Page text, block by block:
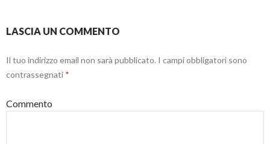
LASCIA UN COMMENTO
Il tuo indirizzo email non sarà pubblicato. I campi obbligatori sono
contrassegnati *
Commento